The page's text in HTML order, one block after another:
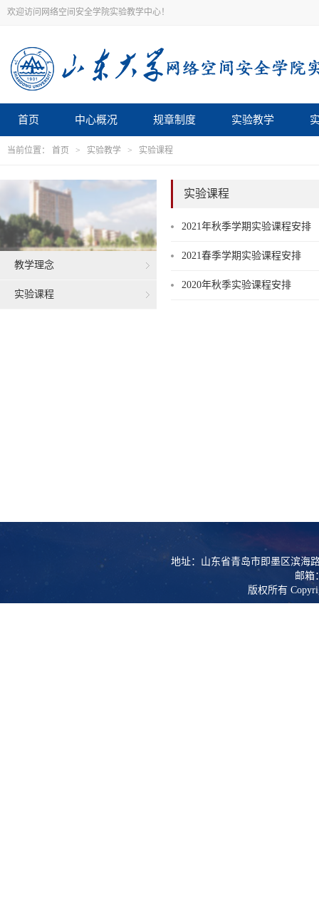
欢迎访问网络空间安全学院实验教学中心！
首页 中心概况 规章制度 实验教学
当前位置： 首页 > 实验教学 > 实验课程
教学理念
实验课程
实验课程
2021年秋季学期实验课程安排
2021春季学期实验课程安排
2020年秋季实验课程安排
地址：山东省青岛市即墨区滨海
邮箱
版权所有